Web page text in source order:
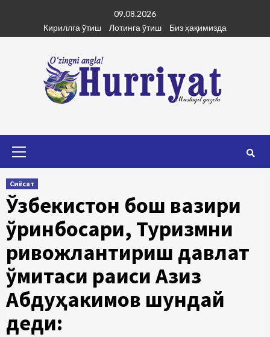
content
09.08.2026
Кириллга ўтиш
Лотинга ўтиш Биз ҳақимизда
Сиёсат
Ўзбекистон бош вазири
ўринбосари, Туризмни
ривожлантириш давлат
қўмитаси раиси Азиз
Абдуҳакимов шундай
деди: